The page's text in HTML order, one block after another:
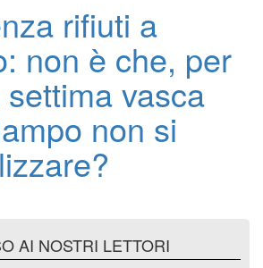
rifiuti a
non è che, per
vasca
non si
AI NOSTRI LETTORI